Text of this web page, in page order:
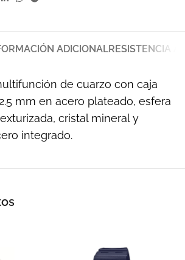
ADICIONALRESISTENCIA
de cuarzo con caja
mm en acero plateado, esfera
cristal mineral y
integrado.